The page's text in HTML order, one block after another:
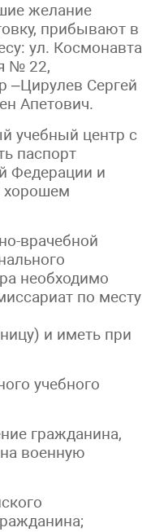
желание
прибывают в
ул. Космонавта
№ 22,
–Цирулев Сергей
Апетович.
учебный центр с
паспорт
Федерации и
хорошем
врачебной
необходимо
по месту
и иметь при
учебного
гражданина,
военную